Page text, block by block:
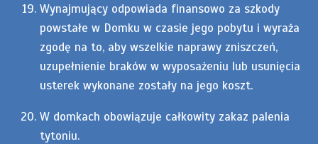
Wynajmujący odpowiada finansowo za szkody
powstałe w Domku w czasie jego pobytu i wyraża
zgodę na to, aby wszelkie naprawy zniszczeń,
uzupełnienie braków w wyposażeniu lub usunięcia
usterek wykonane zostały na jego koszt.
W domkach obowiązuje całkowity zakaz palenia
tytoniu.